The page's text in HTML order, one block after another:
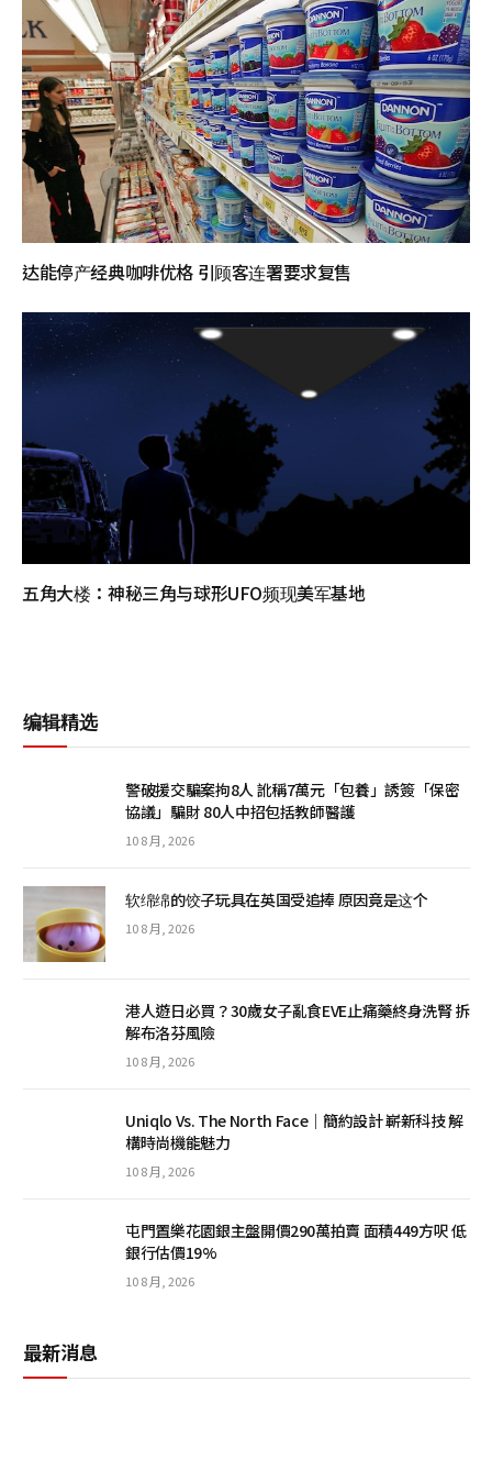
达能停产经典咖啡优格 引顾客连署要求复售
五角大楼：神秘三角与球形UFO频现美军基地
编辑精选
警破援交騙案拘8人 訛稱7萬元「包養」誘簽「保密
協議」騙財 80人中招包括教師醫護
10 8 月, 2026
软绵绵的饺子玩具在英国受追捧 原因竟是这个
10 8 月, 2026
港人遊日必買？30歲女子亂食EVE止痛藥終身洗腎 拆
解布洛芬風險
10 8 月, 2026
Uniqlo Vs. The North Face｜簡約設計 嶄新科技 解
構時尚機能魅力
10 8 月, 2026
屯門置樂花園銀主盤開價290萬拍賣 面積449方呎 低
銀行估價19%
10 8 月, 2026
最新消息